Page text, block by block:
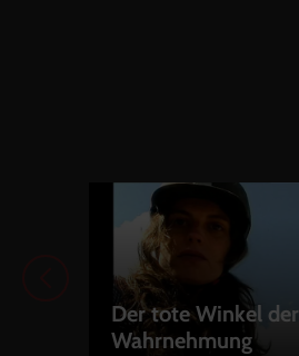
Der tote Winkel der
Wahrnehmung